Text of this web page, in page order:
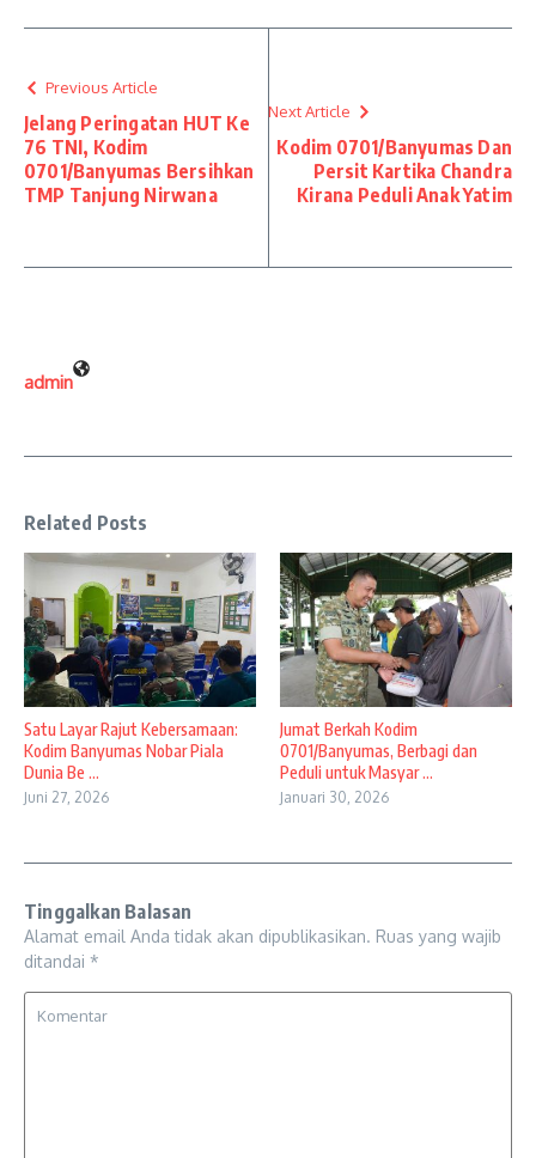
Previous Article
Jelang Peringatan HUT Ke
76 TNI, Kodim
0701/Banyumas Bersihkan
TMP Tanjung Nirwana
Next Article
Kodim 0701/Banyumas Dan
Persit Kartika Chandra
Kirana Peduli Anak Yatim
admin
Related Posts
Satu Layar Rajut Kebersamaan:
Kodim Banyumas Nobar Piala
Dunia Be ...
Juni 27, 2026
Jumat Berkah Kodim
0701/Banyumas, Berbagi dan
Peduli untuk Masyar ...
Januari 30, 2026
Tinggalkan Balasan
Alamat email Anda tidak akan dipublikasikan. Ruas yang wajib
ditandai *